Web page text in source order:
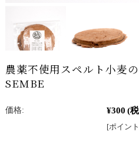
農薬不使用スペルト小麦
SEMBE
価格: ¥300 (
[ポイン